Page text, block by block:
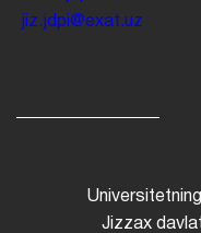
jiz.jdpi@exat.uz
Jizzax